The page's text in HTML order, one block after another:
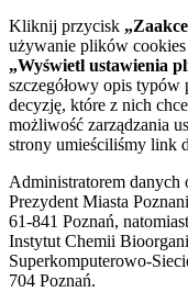
Kliknij przycisk
używanie plików
„Wyświetl ustawienia
szczegółowy opis
decyzję, które z nich
możliwość zarządzania
strony umieściliśmy link
Administratorem
Prezydent Miasta
61-841 Poznań,
Instytut Chemii
Superkomputerowo-
704 Poznań.